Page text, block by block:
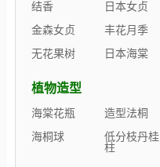
结香 日本女贞
金森女贞
丰花月季
无花果树
日本海棠
植物造型
海棠花瓶 造型法桐
海桐球
低分枝丹桂
柱